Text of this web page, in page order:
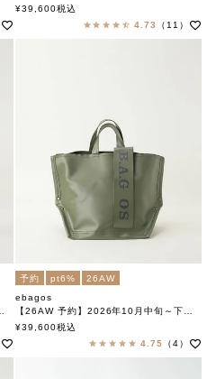
PVC Y字トート Mサイズ GREY
¥39,600税込
4.73
（11）
予約 pt6%
26AW
ebagos
【26AW 予約】2026年10月中旬～下旬頃入荷予定
PVC Y字トート Mサイズ KHAKI
¥39,600税込
4.75
（4）